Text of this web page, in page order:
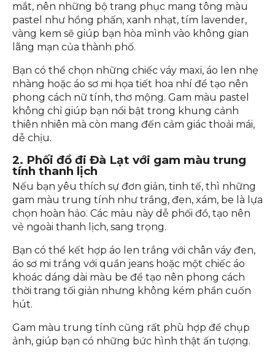
mắt, nên những bộ trang phục mang tông màu
pastel như hồng phấn, xanh nhạt, tím lavender,
vàng kem sẽ giúp bạn hòa mình vào không gian
lãng mạn của thành phố.
Bạn có thể chọn những chiếc váy maxi, áo len nhẹ
nhàng hoặc áo sơ mi họa tiết hoa nhí để tạo nên
phong cách nữ tính, thơ mộng. Gam màu pastel
không chỉ giúp bạn nổi bật trong khung cảnh
thiên nhiên mà còn mang đến cảm giác thoải mái,
dễ chịu.
2. Phối đồ đi Đà Lạt với gam màu trung
tính thanh lịch
Nếu bạn yêu thích sự đơn giản, tinh tế, thì những
gam màu trung tính như trắng, đen, xám, be là lựa
chọn hoàn hảo. Các màu này dễ phối đồ, tạo nên
vẻ ngoài thanh lịch, sang trọng.
Bạn có thể kết hợp áo len trắng với chân váy đen,
áo sơ mi trắng với quần jeans hoặc một chiếc áo
khoác dáng dài màu be để tạo nên phong cách
thời trang tối giản nhưng không kém phần cuốn
hút.
Gam màu trung tính cũng rất phù hợp để chụp
ảnh, giúp bạn có những bức hình thật ấn tượng.